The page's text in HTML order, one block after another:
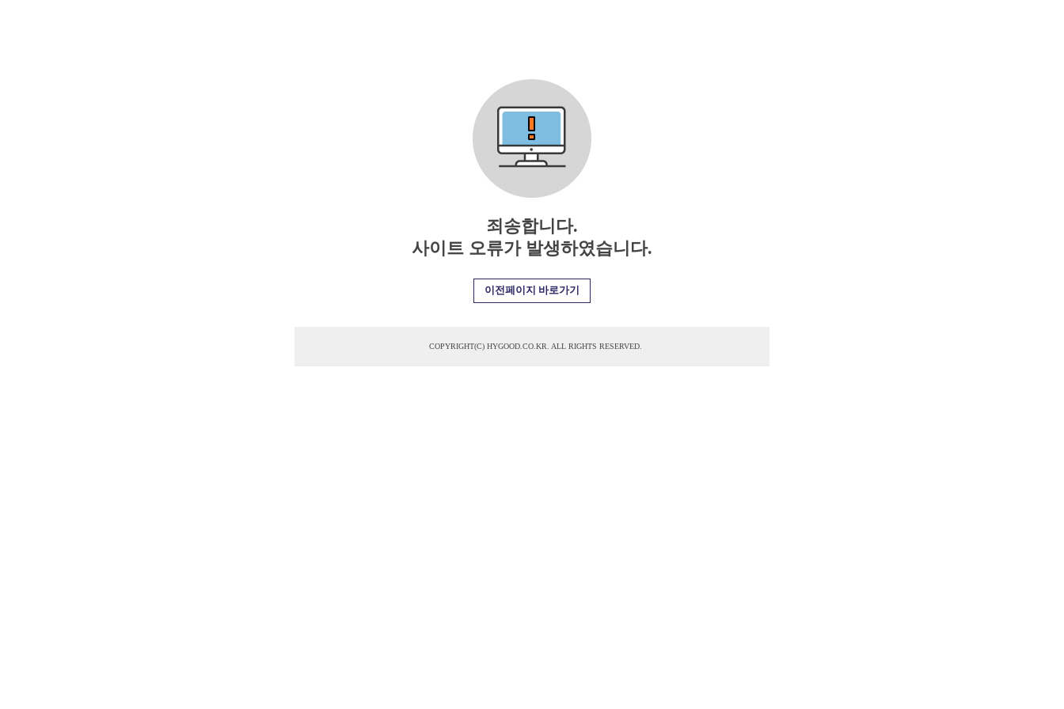
죄송합니다.
사이트 오류가 발생하였습니다.
이전페이지 바로가기
COPYRIGHT(C) HYGOOD.CO.KR. ALL RIGHTS RESERVED.